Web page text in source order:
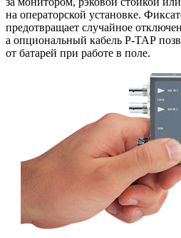
на операторской установке.
предотвращает случайное
а опциональный кабель P-TAP
от батарей при работе в поле.